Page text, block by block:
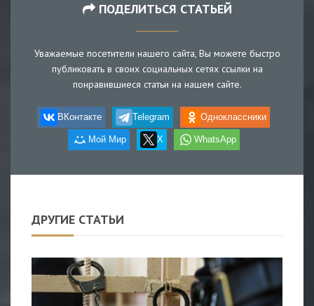
ПОДЕЛИТЬСЯ СТАТЬЕЙ
Уважаемые посетители нашего сайта, Вы можете быстро
публиковать в своих социальных сетях ссылки на
понравившиеся статьи на нашем сайте.
ВКонтакте Telegram Одноклассники
Мой Мир X WhatsApp
ДРУГИЕ СТАТЬИ